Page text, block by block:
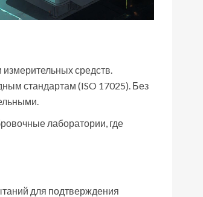
измерительных средств.
стандартам (ISO 17025). Без
лаборатории, где
для подтверждения